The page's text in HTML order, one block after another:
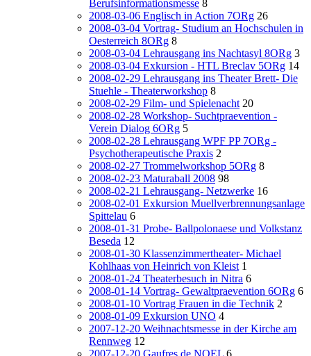
Berufsinformationsmesse 8
2008-03-06 Englisch in Action 7ORg 26
2008-03-04 Vortrag- Studium an Hochschulen in
Oesterreich 8ORg 8
2008-03-04 Lehrausgang ins Nachtasyl 8ORg 3
2008-03-04 Exkursion - HTL Breclav 5ORg 14
2008-02-29 Lehrausgang ins Theater Brett- Die
Stuehle - Theaterworkshop 8
2008-02-29 Film- und Spielenacht 20
2008-02-28 Workshop- Suchtpraevention -
Verein Dialog 6ORg 5
2008-02-28 Lehrausgang WPF PP 7ORg -
Psychotherapeutische Praxis 2
2008-02-27 Trommelworkshop 5ORg 8
2008-02-23 Maturaball 2008 98
2008-02-21 Lehrausgang- Netzwerke 16
2008-02-01 Exkursion Muellverbrennungsanlage
Spittelau 6
2008-01-31 Probe- Ballpolonaese und Volkstanz
Beseda 12
2008-01-30 Klassenzimmertheater- Michael
Kohlhaas von Heinrich von Kleist 1
2008-01-24 Theaterbesuch in Nitra 6
2008-01-14 Vortrag- Gewaltpraevention 6ORg 6
2008-01-10 Vortrag Frauen in die Technik 2
2008-01-09 Exkursion UNO 4
2007-12-20 Weihnachtsmesse in der Kirche am
Rennweg 12
2007-12-20 Gaufres de NOEL 6